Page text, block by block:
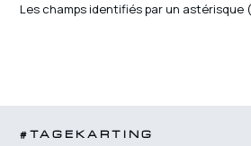
Les champs identifiés par un astérisque (
#TAGEKARTING